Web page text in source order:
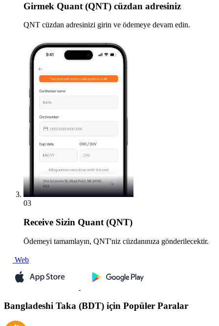
Girmek Quant (QNT) cüzdan adresiniz
QNT cüzdan adresinizi girin ve ödemeye devam edin.
03
Receive Sizin Quant (QNT)
Ödemeyi tamamlayın, QNT'niz cüzdanınıza gönderilecektir.
Web
Bangladeshi Taka (BDT) için Popüler Paralar